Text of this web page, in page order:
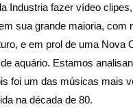
Industria fazer vídeo
sua grande maioria, com
e em prol de uma Nova
aquário. Estamos
foi um das músicas mais
na década de 80.